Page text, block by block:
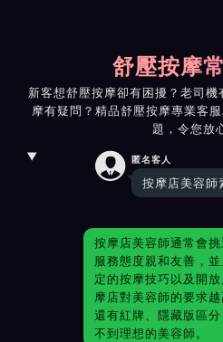
舒壓按摩
新客想舒壓按摩卻有困擾？老司
摩有疑問？精品舒壓按摩專業客
題，令您放
 匿名客人
按摩店美容師
按摩店美容師通常會
服務態度親和友善，
定的按摩技巧以及開
摩店對美容師的要求
還有紅牌、隱藏版區
不到理想的美容師。